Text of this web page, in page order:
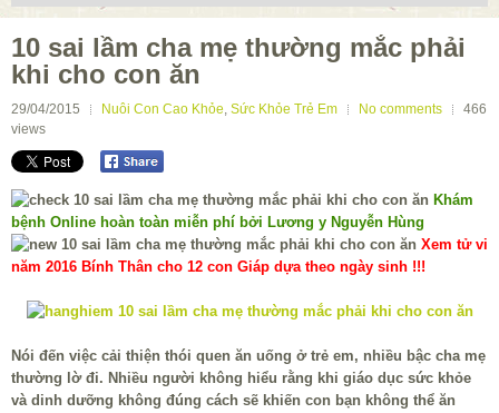
10 sai lầm cha mẹ thường mắc phải
khi cho con ăn
29/04/2015 Nuôi Con Cao Khỏe, Sức Khỏe Trẻ Em No comments
466
views
Khám
bệnh Online hoàn toàn miễn phí bởi Lương y Nguyễn Hùng
Xem tử vi
năm 2016 Bính Thân cho 12 con Giáp dựa theo ngày sinh !!!
Nói đến việc cải thiện thói quen ăn uống ở trẻ em, nhiều bậc cha mẹ
thường lờ đi. Nhiều người không hiểu rằng khi giáo dục sức khỏe
và dinh dưỡng không đúng cách sẽ khiến con bạn không thể ăn